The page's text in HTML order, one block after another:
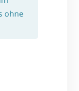
ohne